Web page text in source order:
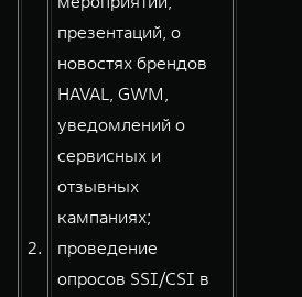
2.
презентаций, о
новостях брендов
HAVAL, GWM,
уведомлений о
сервисных и
отзывных
кампаниях;
проведение
опросов SSI/CSI в